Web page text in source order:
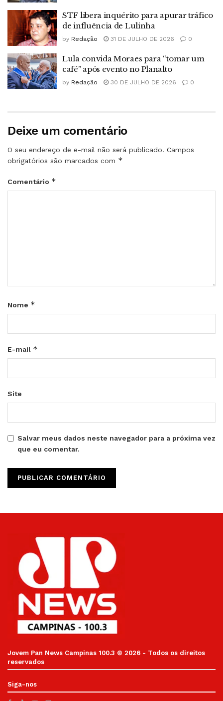
STF libera inquérito para apurar tráfico
de influência de Lulinha
by Redação 31 DE JULHO DE 2026 0
Lula convida Moraes para “tomar um
café” após evento no Planalto
by Redação 30 DE JULHO DE 2026 0
Deixe um comentário
O seu endereço de e-mail não será publicado. Campos
obrigatórios são marcados com *
Comentário *
Nome *
E-mail *
Site
Salvar meus dados neste navegador para a próxima vez
que eu comentar.
Jovem Pan News Campinas 100.3 © 2026 - Todos os direitos
reservados
Siga-nos